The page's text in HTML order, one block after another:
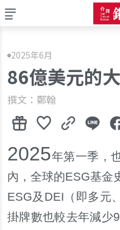
2025年6月
86億美元的
撰文：鄭翰
2025年第一季，
內，全球的ESG基金
ESG及DEI（即多元
掛牌數也較去年減少